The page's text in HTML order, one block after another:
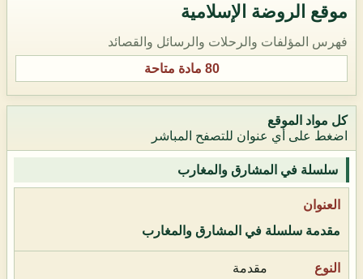
موقع الروضة الإسلامية
فهرس المؤلفات والرحلات والرسائل والقصائد
80 مادة متاحة
كل مواد الموقع
اضغط على أي عنوان للتصفح المباشر
سلسلة في المشارق والمغارب
مقدمة سلسلة في المشارق والمغارب
مقدمة